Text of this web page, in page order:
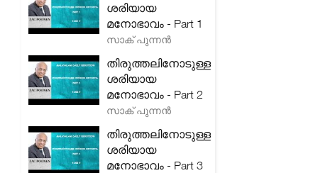
ശരിയായ
മനോഭാവം - Part 1
സാക് പുന്നൻ
തിരുത്തലിനോടുള്ള
ശരിയായ
മനോഭാവം - Part 2
സാക് പുന്നൻ
തിരുത്തലിനോടുള്ള
ശരിയായ
മനോഭാവം - Part 3